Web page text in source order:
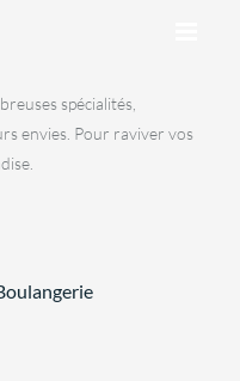
spécialités,
envies. Pour raviver vos